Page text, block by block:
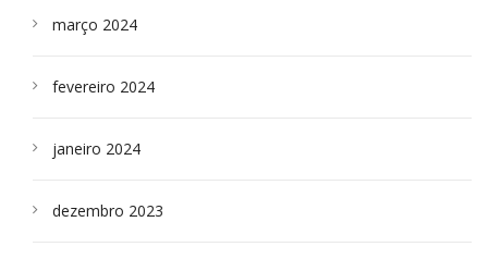
março 2024
fevereiro 2024
janeiro 2024
dezembro 2023